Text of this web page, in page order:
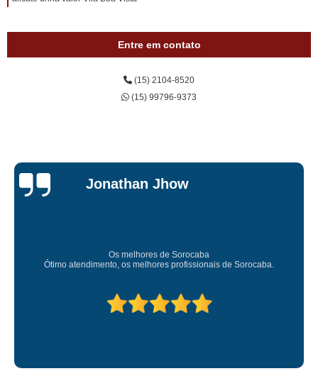
Entre em contato
(15) 2104-8520
(15) 99796-9373
Jessica
Carvalho
Super recomendo!
Amei o atendimento. Preco super bom. Superou minhas
Deixou o meu bem super arrumadinhooo recomendo!